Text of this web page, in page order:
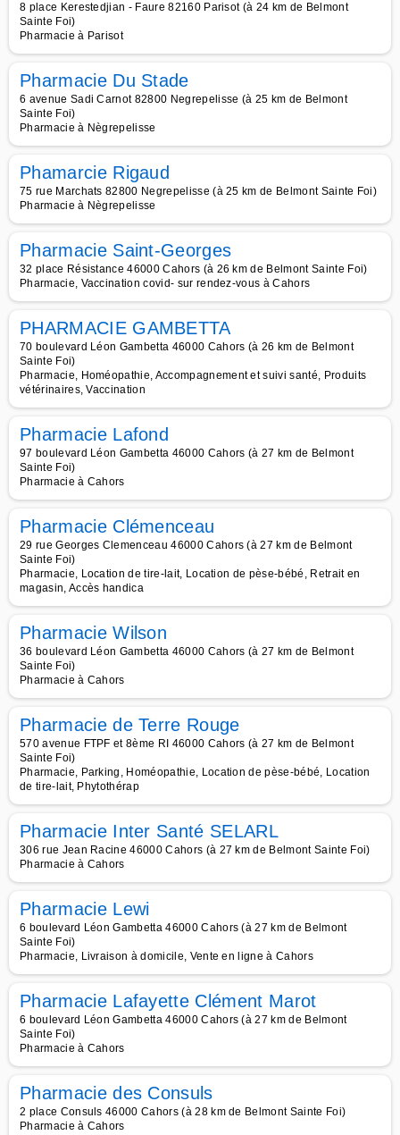
8 place Kerestedjian - Faure 82160 Parisot (à 24 km de Belmont
Sainte Foi)
Pharmacie à Parisot
Pharmacie Du Stade
6 avenue Sadi Carnot 82800 Negrepelisse (à 25 km de Belmont
Sainte Foi)
Pharmacie à Nègrepelisse
Phamarcie Rigaud
75 rue Marchats 82800 Negrepelisse (à 25 km de Belmont Sainte Foi)
Pharmacie à Nègrepelisse
Pharmacie Saint-Georges
32 place Résistance 46000 Cahors (à 26 km de Belmont Sainte Foi)
Pharmacie, Vaccination covid- sur rendez-vous à Cahors
PHARMACIE GAMBETTA
70 boulevard Léon Gambetta 46000 Cahors (à 26 km de Belmont
Sainte Foi)
Pharmacie, Homéopathie, Accompagnement et suivi santé, Produits
vétérinaires, Vaccination
Pharmacie Lafond
97 boulevard Léon Gambetta 46000 Cahors (à 27 km de Belmont
Sainte Foi)
Pharmacie à Cahors
Pharmacie Clémenceau
29 rue Georges Clemenceau 46000 Cahors (à 27 km de Belmont
Sainte Foi)
Pharmacie, Location de tire-lait, Location de pèse-bébé, Retrait en
magasin, Accès handica
Pharmacie Wilson
36 boulevard Léon Gambetta 46000 Cahors (à 27 km de Belmont
Sainte Foi)
Pharmacie à Cahors
Pharmacie de Terre Rouge
570 avenue FTPF et 8ème RI 46000 Cahors (à 27 km de Belmont
Sainte Foi)
Pharmacie, Parking, Homéopathie, Location de pèse-bébé, Location
de tire-lait, Phytothérap
Pharmacie Inter Santé SELARL
306 rue Jean Racine 46000 Cahors (à 27 km de Belmont Sainte Foi)
Pharmacie à Cahors
Pharmacie Lewi
6 boulevard Léon Gambetta 46000 Cahors (à 27 km de Belmont
Sainte Foi)
Pharmacie, Livraison à domicile, Vente en ligne à Cahors
Pharmacie Lafayette Clément Marot
6 boulevard Léon Gambetta 46000 Cahors (à 27 km de Belmont
Sainte Foi)
Pharmacie à Cahors
Pharmacie des Consuls
2 place Consuls 46000 Cahors (à 28 km de Belmont Sainte Foi)
Pharmacie à Cahors